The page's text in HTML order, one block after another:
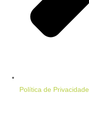
Política de Privacidade